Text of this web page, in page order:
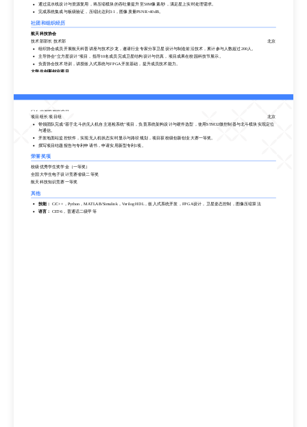
通过流水线设计与资源复用，将压缩模块的吞吐量提升至50M像素/秒，满足星上实时处理需求。
完成系统集成与板级验证，压缩比达到3:1，图像质量PSNR>40dB。
社团和组织经历
航天科技协会
技术部部长 技术部
北京
组织协会成员开展航天科普讲座与技术沙龙，邀请行业专家分享卫星设计与制造前沿技术，累计参与人数超过200人。
主导协会“立方星设计”项目，指导10名成员完成卫星结构设计与仿真，项目成果在校园科技节展示。
负责协会技术培训，讲授嵌入式系统与FPGA开发基础，提升成员技术能力。
大学生创新创业项目
开发地面站监控软件，实现无人机状态实时显示与路径规划，项目获校级创新创业大赛一等奖。
荣誉奖项
校级优秀学生奖学金（一等奖）
全国大学生电子设计竞赛省级二等奖
航天科技知识竞赛一等奖
其他
技能： C/C++，Python，MATLAB/Simulink，Verilog HDL，嵌入式系统开发，FPGA设计，卫星姿态控制，图像压缩算法
语言： CET-6，普通话二级甲等
使用MATLAB/Simulink搭建动力学与运动学模型，仿真验证控制算法在不同干扰力矩下的鲁棒性，控制精度达到0.1°。
撰写项目报告与学术论文，相关成果被某航天学术会议收录。
核心成员
北京
参与基于FPGA的星载图像压缩系统设计，负责JPEG-LS压缩算法的硬件实现与优化，使用Verilog HDL编写核心模块。
通过流水线设计与资源复用，将压缩模块的吞吐量提升至50M像素/秒，满足星上实时处理需求。
完成系统集成与板级验证，压缩比达到3:1，图像质量PSNR>40dB。
航天科技协会
主导协会“立方星设计”项目，指导10名成员完成卫星结构设计与仿真，项目成果在校园科技节展示。
负责协会技术培训，讲授嵌入式系统与FPGA开发基础，提升成员技术能力。
项目组长 项目组
北京
带领团队完成“基于北斗的无人机自主巡检系统”项目，负责系统架构设计与硬件选型，使用STM32微控制器与北斗模块实现定位
与通信。
开发地面站监控软件，实现无人机状态实时显示与路径规划，项目获校级创新创业大赛一等奖。
撰写项目结题报告与专利申请书，申请实用新型专利1项。
荣誉奖项
校级优秀学生奖学金（一等奖）
全国大学生电子设计竞赛省级二等奖
航天科技知识竞赛一等奖
其他
技能： C/C++，Python，MATLAB/Simulink，Verilog HDL，嵌入式系统开发，FPGA设计，卫星姿态控制，图像压缩算法
语言： CET-6，普通话二级甲等